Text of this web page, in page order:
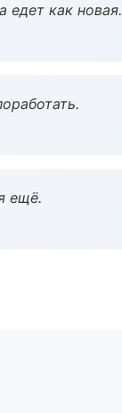
как новая.
ещё.